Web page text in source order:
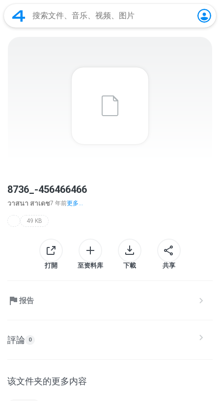
8736_-456466466
วาสนา สาเดช7 年前更多...
49 KB
打開 至资料库 下載 共享
报告
評論 0
该文件夹的更多内容